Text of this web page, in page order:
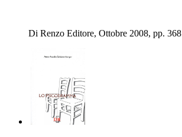
Di Renzo Editore, Ottobre 2008, pp. 368